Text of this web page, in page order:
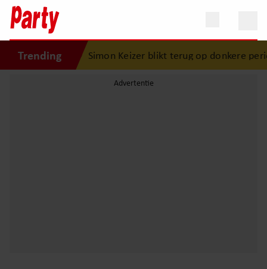
Trending
geboren” •Simon Keizer blikt terug op donkere